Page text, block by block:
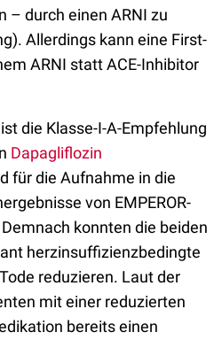
– durch einen ARNI zu
Allerdings kann eine First-
ARNI statt ACE-Inhibitor
die Klasse-I-A-Empfehlung
Dapagliflozin
für die Aufnahme in die
von EMPEROR-
konnten die beiden
herzinsuffizienzbedingte
reduzieren. Laut der
mit einer reduzierten
bereits einen